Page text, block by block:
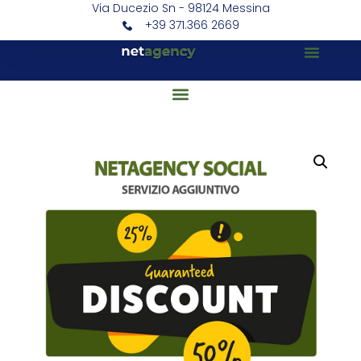
Via Ducezio Sn - 98124 Messina
+39 371.366 2669